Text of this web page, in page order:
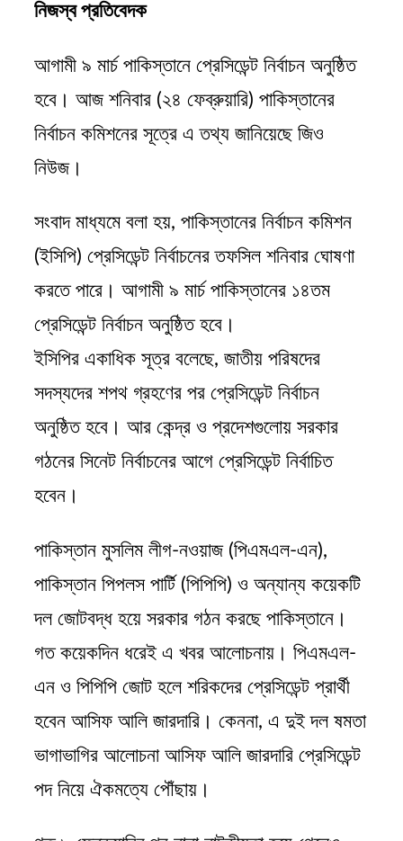
নিজস্ব প্রতিবেদক
আগামী ৯ মার্চ পাকিস্তানে প্রেসিডেন্ট নির্বাচন অনুষ্ঠিত
হবে। আজ শনিবার (২৪ ফেব্রুয়ারি) পাকিস্তানের
নির্বাচন কমিশনের সূত্রে এ তথ্য জানিয়েছে জিও
নিউজ।
সংবাদ মাধ্যমে বলা হয়, পাকিস্তানের নির্বাচন কমিশন
(ইসিপি) প্রেসিডেন্ট নির্বাচনের তফসিল শনিবার ঘোষণা
করতে পারে। আগামী ৯ মার্চ পাকিস্তানের ১৪তম
প্রেসিডেন্ট নির্বাচন অনুষ্ঠিত হবে।
ইসিপির একাধিক সূত্র বলেছে, জাতীয় পরিষদের
সদস্যদের শপথ গ্রহণের পর প্রেসিডেন্ট নির্বাচন
অনুষ্ঠিত হবে। আর কেন্দ্র ও প্রদেশগুলোয় সরকার
গঠনের সিনেট নির্বাচনের আগে প্রেসিডেন্ট নির্বাচিত
হবেন।
পাকিস্তান মুসলিম লীগ-নওয়াজ (পিএমএল-এন),
পাকিস্তান পিপলস পার্টি (পিপিপি) ও অন্যান্য কয়েকটি
দল জোটবদ্ধ হয়ে সরকার গঠন করছে পাকিস্তানে।
গত কয়েকদিন ধরেই এ খবর আলোচনায়। পিএমএল-
এন ও পিপিপি জোট হলে শরিকদের প্রেসিডেন্ট প্রার্থী
হবেন আসিফ আলি জারদারি। কেননা, এ দুই দল ষমতা
ভাগাভাগির আলোচনা আসিফ আলি জারদারি প্রেসিডেন্ট
পদ নিয়ে ঐকমত্যে পৌঁছায়।